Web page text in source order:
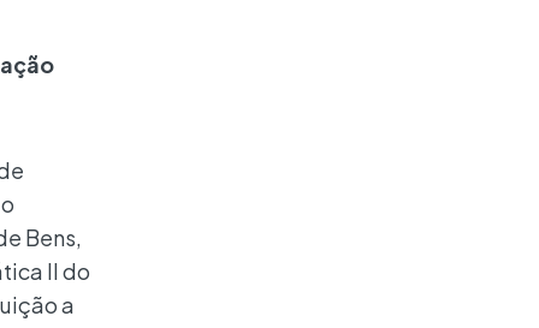
Bens,
II do
a